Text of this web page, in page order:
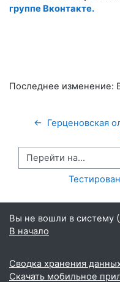
группе Вконтакте.
Последнее изменение:
←  Герценовская
Перейти на...
Вы не вошли в систему (
В начало
Сводка хранения
Скачать мобильное